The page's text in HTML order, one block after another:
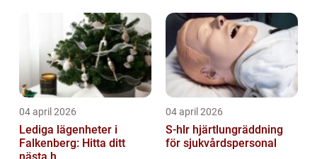
04 april 2026
Lediga lägenheter i
Falkenberg: Hitta ditt
04 april 2026
S-hlr hjärtlungräddning
för sjukvårdspersonal